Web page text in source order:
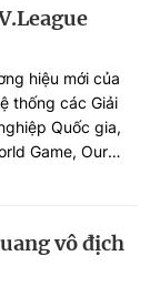
hiệu mới của
thống các Giải
Quốc gia,
Game, Our
vô địch